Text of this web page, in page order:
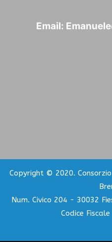
Email:
Copyright © 2020.
Num. Civico 204 - 30032
Codice